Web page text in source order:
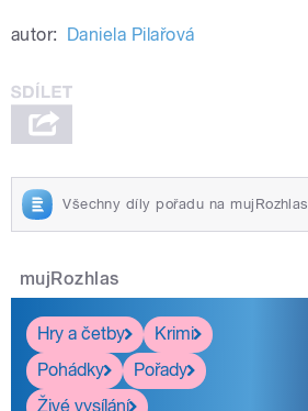
autor: Daniela Pilařová
Všechny díly pořadu na mujRozhlas
mujRozhlas
Hry a četby
Krimi
Pohádky
Pořady
Živé vysílání